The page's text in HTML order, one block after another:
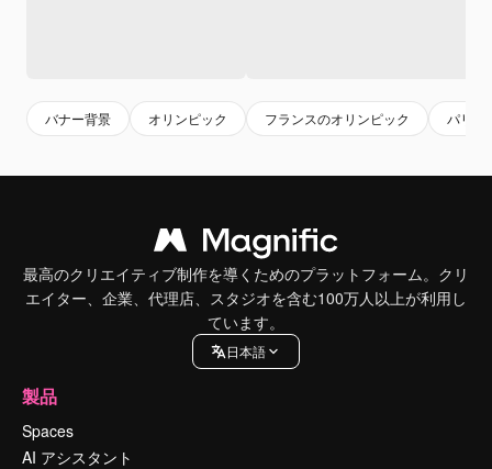
バナー背景 オリンピック フランスのオリンピック パリ
最高のクリエイティブ制作を導くためのプラットフォーム。クリ
エイター、企業、代理店、スタジオを含む100万人以上が利用し
ています。
日本語
製品
Spaces
AI アシスタント